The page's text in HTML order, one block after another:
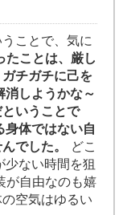
ことで、気に
たことは、厳し
チガチに己を
しようかな～
いうことで
体ではない自
でした。
どこ
ない時間を狙
が自由なのも嬉
空気はゆるい